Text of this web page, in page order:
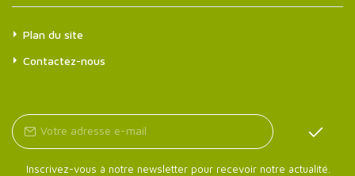
Plan du site
Contactez-nous
Inscrivez-vous à notre newsletter pour recevoir notre actualité.